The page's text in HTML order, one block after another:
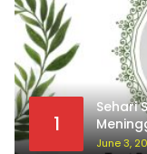
1
Sehari
June 3,